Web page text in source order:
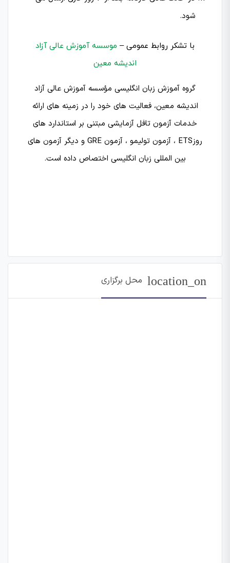
شود.
با تشکر روابط عمومی – موسسه آموزش عالی آزاد
اندیشه معین
گروه آموزش زبان انگلیسی مؤسسه آموزش عالی آزاد
اندیشه معین، فعالیت‌ های خود را در زمینه‌ های ارائه
خدمات آزمون تافل آزمایشی مبتنی بر استاندارد های
روزETS ، آزمون تولیمو ، آزمون GRE و دیگر آزمون های
بین المللی زبان انگلیسی اختصاص داده است.
location_on محل برگزاری